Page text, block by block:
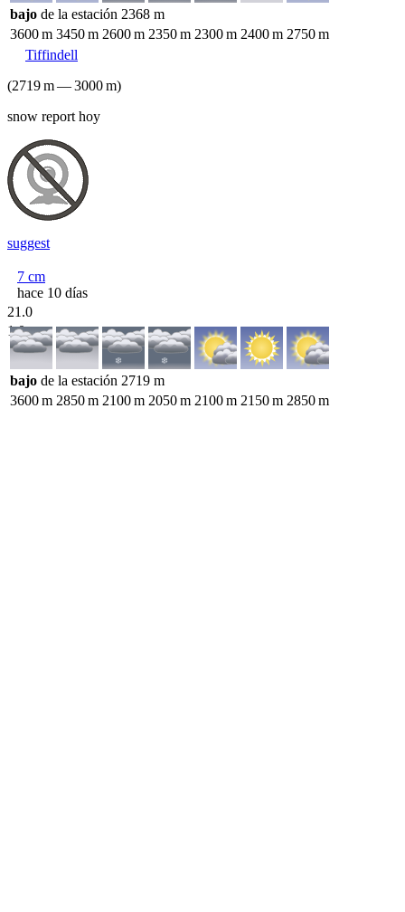
bajo de la estación 2368 m
3600m 3450m 2600m 2350m 2300m 2400m 2750m
Tiffindell
(2719m—3000m)
snow report hoy
suggest
7 cm
hace 10 días
21.0
1.0
bajo de la estación 2719 m
3600m 2850m 2100m 2050m 2100m 2150m 2850m